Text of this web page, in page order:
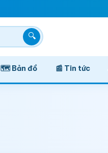
🔍
🗺️ Bản đồ 📰 Tin tức